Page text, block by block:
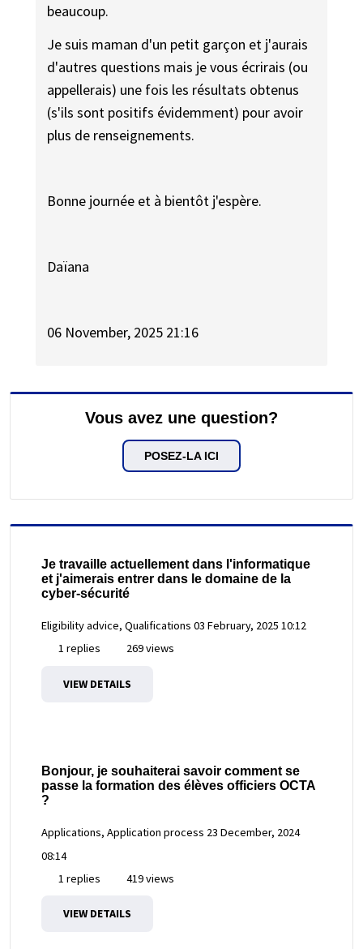
beaucoup.
Je suis maman d'un petit garçon et j'aurais
d'autres questions mais je vous écrirais (ou
appellerais) une fois les résultats obtenus
(s'ils sont positifs évidemment) pour avoir
plus de renseignements.
Bonne journée et à bientôt j'espère.
Daïana
06 November, 2025 21:16
Vous avez une question?
POSEZ-LA ICI
Je travaille actuellement dans l'informatique
et j'aimerais entrer dans le domaine de la
cyber-sécurité
Eligibility advice, Qualifications 03 February, 2025 10:12
1 replies
269 views
VIEW DETAILS
Bonjour, je souhaiterai savoir comment se
passe la formation des élèves officiers OCTA
?
Applications, Application process 23 December, 2024
08:14
1 replies
419 views
VIEW DETAILS